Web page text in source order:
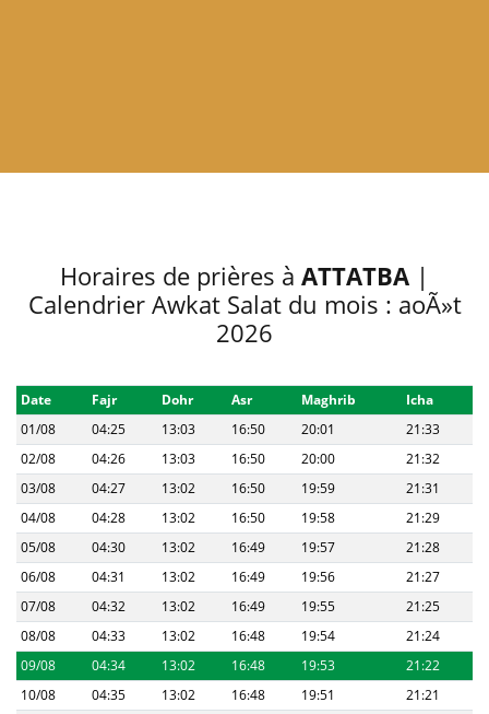
Horaires de prières à ATTATBA |
Calendrier Awkat Salat du mois : aoÃ»t
2026
Date Fajr Dohr Asr Maghrib
Icha
01/08
04:25 13:03 16:50 20:01
21:33
02/08
04:26 13:03 16:50 20:00
21:32
03/08
04:27 13:02 16:50 19:59
21:31
04/08
04:28 13:02 16:50 19:58
21:29
05/08
04:30 13:02 16:49 19:57
21:28
06/08
04:31 13:02 16:49 19:56
21:27
07/08
04:32 13:02 16:49 19:55
21:25
08/08
04:33 13:02 16:48 19:54
21:24
09/08
04:34 13:02 16:48 19:53
21:22
10/08
04:35 13:02 16:48 19:51
21:21